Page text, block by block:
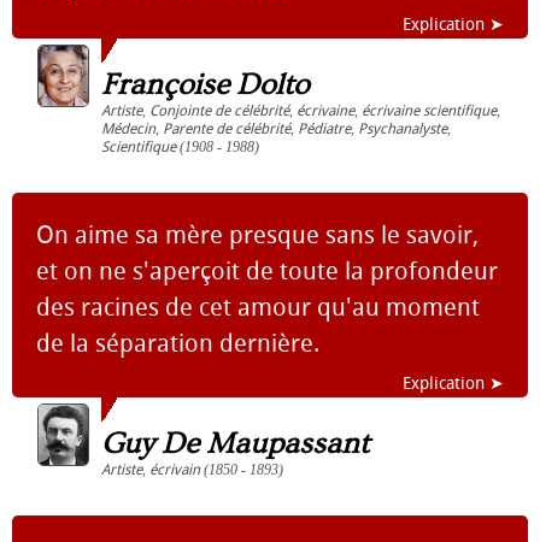
Explication ➤
Françoise Dolto
Artiste, Conjointe de célébrité, écrivaine, écrivaine scientifique,
Médecin, Parente de célébrité, Pédiatre, Psychanalyste,
Scientifique(1908 - 1988)
On aime sa mère presque sans le savoir,
et on ne s'aperçoit de toute la profondeur
des racines de cet amour qu'au moment
de la séparation dernière.
Explication ➤
Guy De Maupassant
Artiste, écrivain(1850 - 1893)